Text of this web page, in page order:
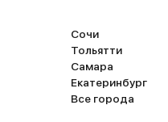
Сочи
Тольятти
Самара
Екатеринбург
Все города